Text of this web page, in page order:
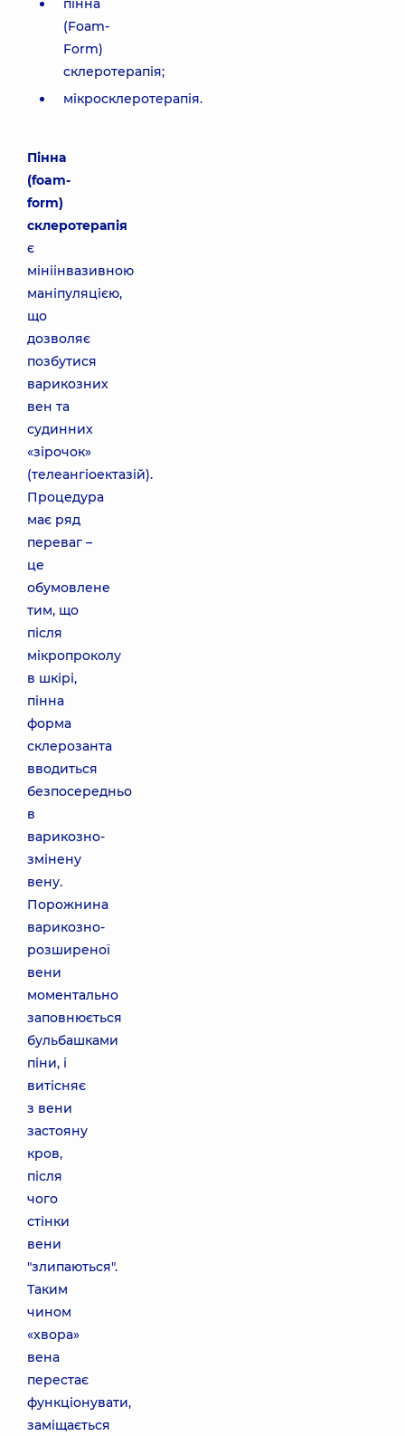
пінна
(Foam-
Form)
склеротерапія;
мікросклеротерапія.
Пінна
(foam-
form)
склеротерапія
є
мініінвазивною
маніпуляцією,
що
дозволяє
позбутися
варикозних
вен та
судинних
«зірочок»
(телеангіоектазій).
Процедура
має ряд
переваг –
це
обумовлене
тим, що
після
мікропроколу
в шкірі,
пінна
форма
склерозанта
вводиться
безпосередньо
в
варикозно-
змінену
вену.
Порожнина
варикозно-
розширеної
вени
моментально
заповнюється
бульбашками
піни, і
витісняє
з вени
застояну
кров,
після
чого
стінки
вени
"злипаються".
Таким
чином
«хвора»
вена
перестає
функціонувати,
заміщається